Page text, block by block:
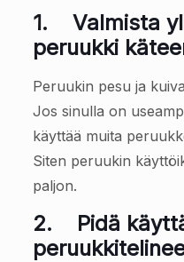
1. Valmista
peruukki
Peruukin pesu ja
Jos sinulla on
käyttää muita
Siten peruukin
paljon.
2. Pidä